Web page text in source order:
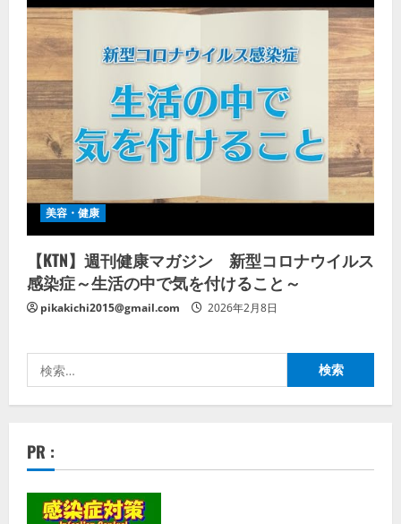
美容・健康
【KTN】週刊健康マガジン 新型コロナウイルス
感染症～生活の中で気を付けること～
pikakichi2015@gmail.com 2026年2月8日
索:
PR :